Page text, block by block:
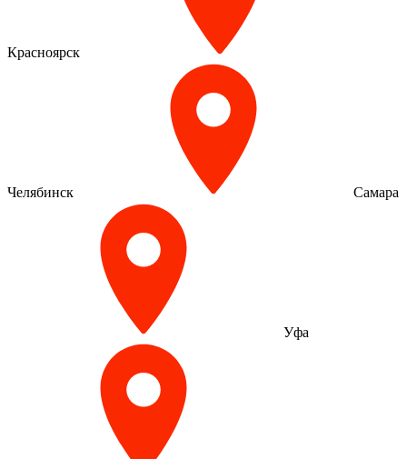
Красноярск
Челябинск Самара
Уфа